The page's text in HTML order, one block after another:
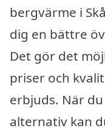
bergvärme i
dig en bättre
Det gör det
priser och
erbjuds. När
alternativ kan